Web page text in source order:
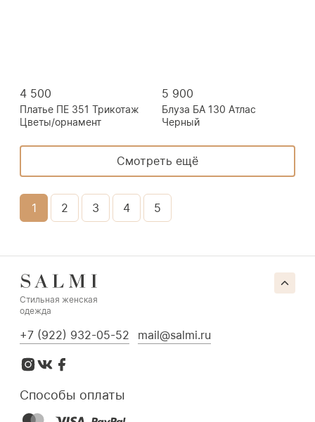
4 500
Платье ПЕ 351 Трикотаж
Цветы/орнамент
5 900
Блуза БА 130 Атлас
Черный
Смотреть ещё
1 2 3 4 5
Стильная женская
одежда
+7 (922) 932-05-52 mail@salmi.ru
Способы оплаты